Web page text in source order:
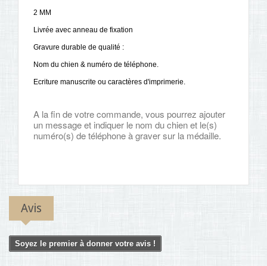
2 MM
Livrée avec anneau de fixation
Gravure durable de qualité :
Nom du chien & numéro de téléphone.
Ecriture manuscrite ou caractères d'imprimerie.
A la fin de votre commande, vous pourrez ajouter
un message et indiquer le nom du chien et le(s)
numéro(s) de téléphone à graver sur la médaille.
Avis
Soyez le premier à donner votre avis !